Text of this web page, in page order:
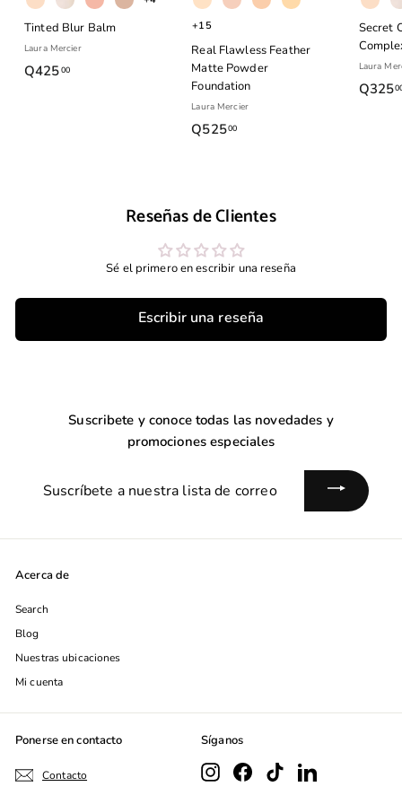
Tinted Blur Balm
Laura Mercier
Q42500Q
+15
Real Flawless Feather
Matte Powder
Foundation
Laura Mercier
Q52500
.
0
Secret
Laura
Q325
Reseñas de Clientes
Sé el primero en escribir una reseña
Escribir una reseña
Suscribete y conoce todas las novedades y
promociones especiales
Suscríbete
lista
correo
Acerca de
Search
Blog
Nuestras ubicaciones
Mi cuenta
Ponerse en contacto
Contacto
Síganos
InstagramFacebookTikTok